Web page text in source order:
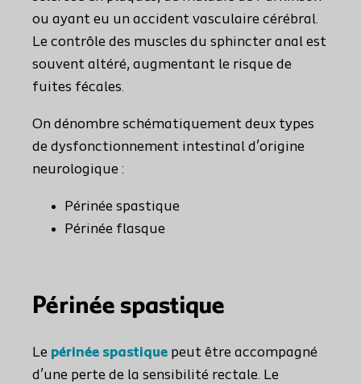
ou ayant eu un accident vasculaire cérébral.
Le contrôle des muscles du sphincter anal est
souvent altéré, augmentant le risque de
fuites fécales.
On dénombre schématiquement deux types
de dysfonctionnement intestinal d’origine
neurologique :
Périnée spastique
Périnée flasque
Périnée spastique
Le périnée spastique peut être accompagné
d’une perte de la sensibilité rectale. Le